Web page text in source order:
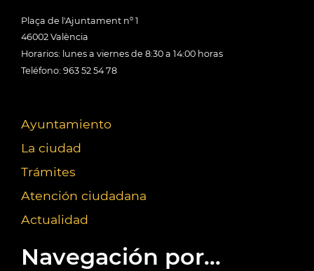
Plaça de l'Ajuntament nº 1
46002 València
Horarios: lunes a viernes de 8:30 a 14:00 horas
Teléfono: 963 52 54 78
Ayuntamiento
La ciudad
Trámites
Atención ciudadana
Actualidad
Navegación por...